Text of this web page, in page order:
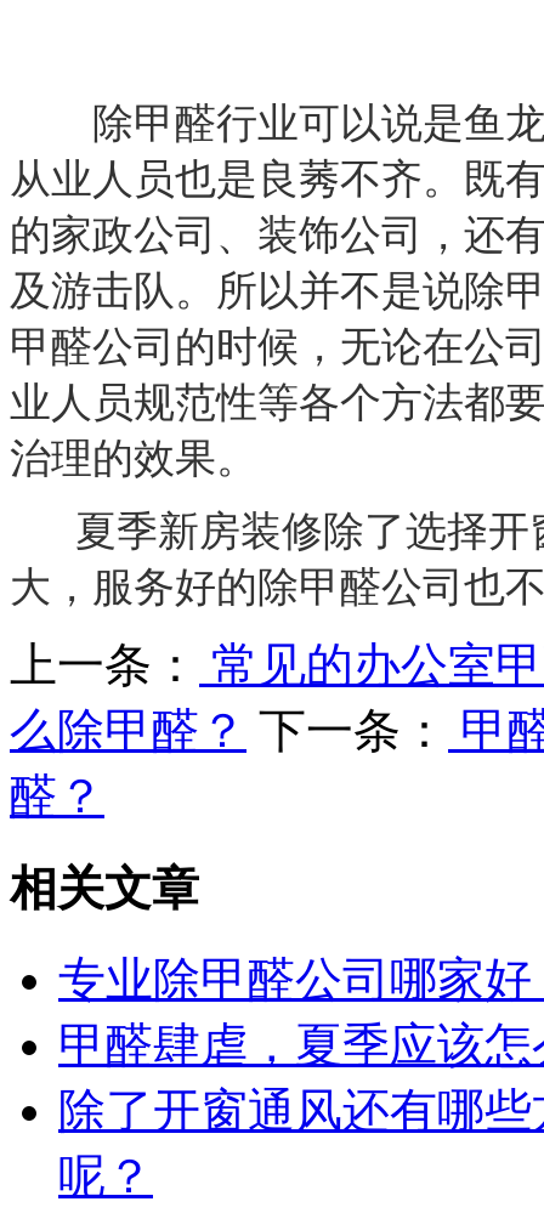
除甲醛行业可以说是鱼龙
从业人员也是良莠不齐。既
的家政公司、装饰公司，还
及游击队。所以并不是说除
甲醛公司的时候，无论在公
业人员规范性等各个方法都
治理的效果。
夏季新房装修除了选择开
大，服务好的除甲醛公司也
上一条：
常见的办公室
么除甲醛？ 下一条：
甲
醛？
相关文章
专业除甲醛公司哪家
甲醛肆虐，夏季应该
除了开窗通风还有哪
呢？